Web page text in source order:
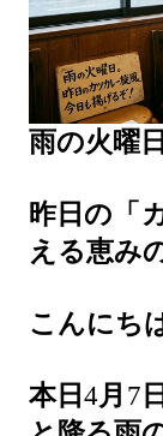
雨の火曜日
昨日の「
える恵み
こんにち
本日4月 7